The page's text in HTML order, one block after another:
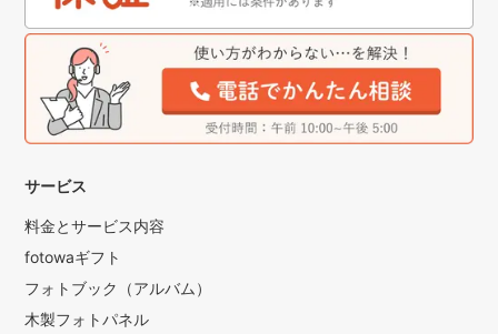
サービス
料金とサービス内容
fotowaギフト
フォトブック（アルバム）
木製フォトパネル